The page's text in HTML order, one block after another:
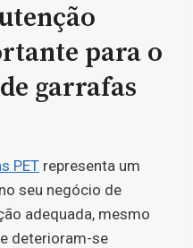
para o
garrafas
PET representa um
seu negócio de
adequada, mesmo
deterioram-se